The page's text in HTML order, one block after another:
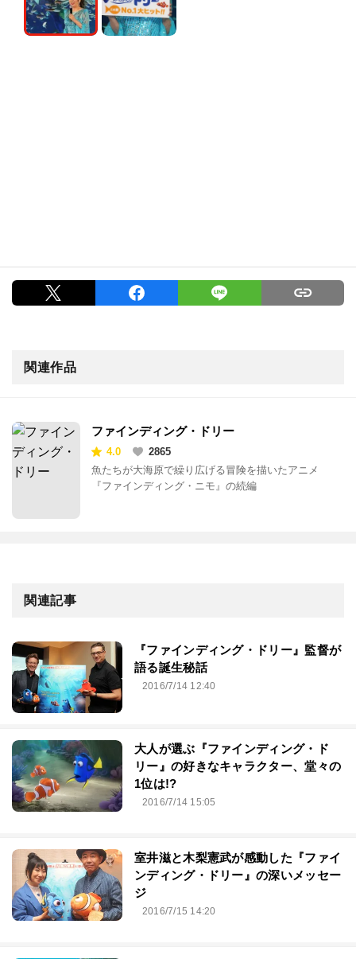
関連作品
ファインディング・ドリー
4.0
2865
魚たちが大海原で繰り広げる冒険を描いたアニメ
『ファインディング・ニモ』の続編
関連記事
『ファインディング・ドリー』監督が
語る誕生秘話
2016/7/14 12:40
大人が選ぶ『ファインディング・ド
リー』の好きなキャラクター、堂々の
1位は!?
2016/7/14 15:05
室井滋と木梨憲武が感動した『ファイ
ンディング・ドリー』の深いメッセー
ジ
2016/7/15 14:20